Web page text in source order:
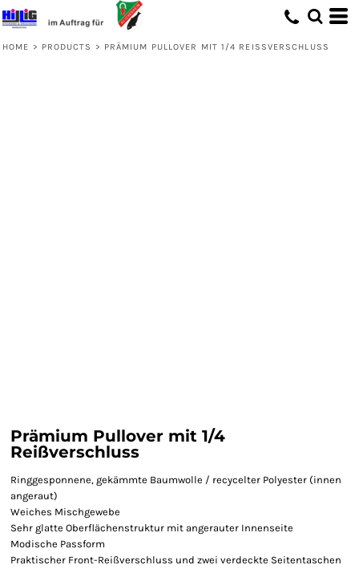
HOME > PRODUCTS > PRÄMIUM PULLOVER MIT 1/4 REISSVERSCHLUSS
Prämium Pullover mit 1/4
Reißverschluss
Ringgesponnene, gekämmte Baumwolle / recycelter Polyester (innen
angeraut)
Weiches Mischgewebe
Sehr glatte Oberflächenstruktur mit angerauter Innenseite
Modische Passform
Praktischer Front-Reißverschluss und zwei verdeckte Seitentaschen